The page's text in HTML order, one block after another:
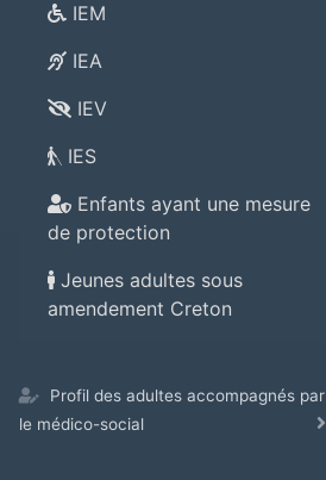
IEM
IEA
IEV
IES
Enfants ayant une mesure
de protection
Jeunes adultes sous
amendement Creton
Profil des adultes accompagnés par
le médico-social